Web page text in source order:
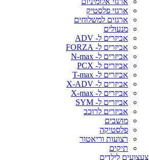
ארגזי פלסטיק
ארגזים למשלוחים
מנעולים
אביזרים ל- ADV
אביזרים ל- FORZA
אביזרים ל- N-max
אביזרים ל- PCX
אביזרים ל- T-max
אביזרים ל- X-ADV
אביזרים ל- X-max
אביזרים ל- SYM
אביזרים לרוכב
מושבים
פלסטיקה
רצועות וריאטור
תיקים
צעצועים לילדים